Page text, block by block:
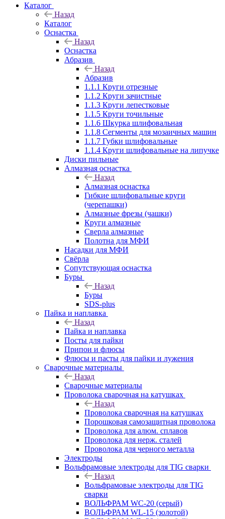
Каталог
Назад
Каталог
Оснастка
Назад
Оснастка
Абразив
Назад
Абразив
1.1.1 Круги отрезные
1.1.2 Круги зачистные
1.1.3 Круги лепестковые
1.1.5 Круги точильные
1.1.6 Шкурка шлифовальная
1.1.8 Сегменты для мозаичных машин
1.1.7 Губки шлифовальные
1.1.4 Круги шлифовальные на липучке
Диски пильные
Алмазная оснастка
Назад
Алмазная оснастка
Гибкие шлифовальные круги
(черепашки)
Алмазные фрезы (чашки)
Круги алмазные
Сверла алмазные
Полотна для МФИ
Насадки для МФИ
Свёрла
Сопутствующая оснастка
Буры
Назад
Буры
SDS-plus
Пайка и наплавка
Назад
Пайка и наплавка
Посты для пайки
Припои и флюсы
Флюсы и пасты для пайки и лужения
Сварочные материалы
Назад
Сварочные материалы
Проволока сварочная на катушках
Назад
Проволока сварочная на катушках
Порошковая самозащитная проволока
Проволока для алюм. сплавов
Проволока для нерж. сталей
Проволока для черного металла
Электроды
Вольфрамовые электроды для TIG сварки
Назад
Вольфрамовые электроды для TIG
сварки
ВОЛЬФРАМ WC-20 (серый)
ВОЛЬФРАМ WL-15 (золотой)